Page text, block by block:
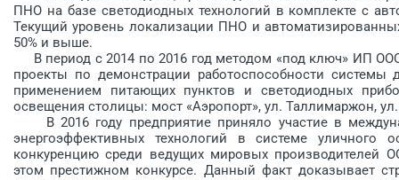
ПНО на базе светодиодных технологий в комплекте с
Текущий уровень локализации ПНО и
50% и выше.
В период с 2014 по 2016 год методом «под ключ» ИП
проекты по демонстрации работоспособности
применением питающих пунктов и светодиодных
освещения столицы: мост «Аэропорт», ул. Таллимаржон,
В 2016 году предприятие приняло участие в
энергоэффективных технологий в системе
конкуренцию среди веду­щих мировых производителей
этом престижном конкурсе. Данный факт доказывает